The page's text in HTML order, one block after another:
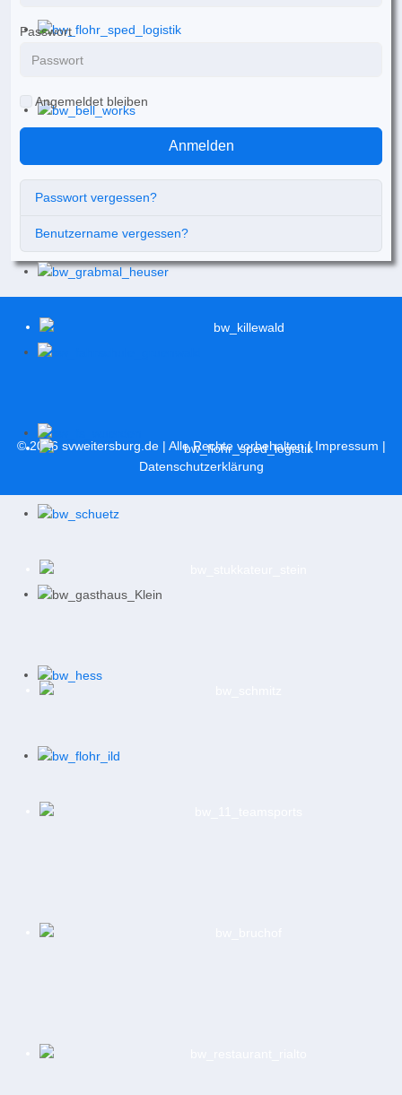
Passwort
Angemeldet bleiben
Anmelden
Passwort vergessen?
Benutzername vergessen?
© 2026 svweitersburg.de| Alle Rechte vorbehalten |Impressum |
Datenschutzerklärung